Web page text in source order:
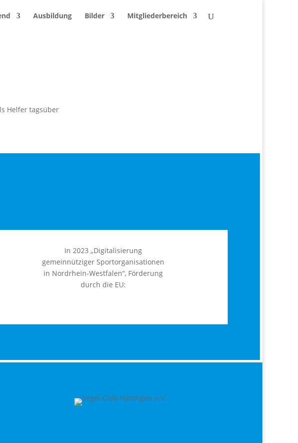
Ausbildung Bilder Mitgliederbereich
Helfer tagsüber
In 2023 „Digitalisierung
gemeinnütziger Sportorganisationen
in Nordrhein-Westfalen“, Förderung
durch die EU: